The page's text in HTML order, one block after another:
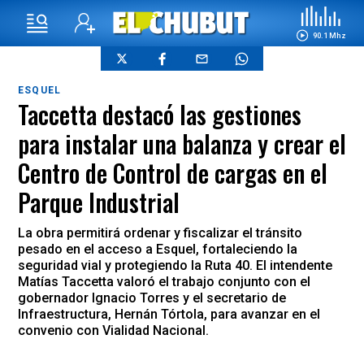
90.1 Mhz
ESQUEL
Taccetta destacó las gestiones
para instalar una balanza y crear el
Centro de Control de cargas en el
Parque Industrial
La obra permitirá ordenar y fiscalizar el tránsito
pesado en el acceso a Esquel, fortaleciendo la
seguridad vial y protegiendo la Ruta 40. El intendente
Matías Taccetta valoró el trabajo conjunto con el
gobernador Ignacio Torres y el secretario de
Infraestructura, Hernán Tórtola, para avanzar en el
convenio con Vialidad Nacional.